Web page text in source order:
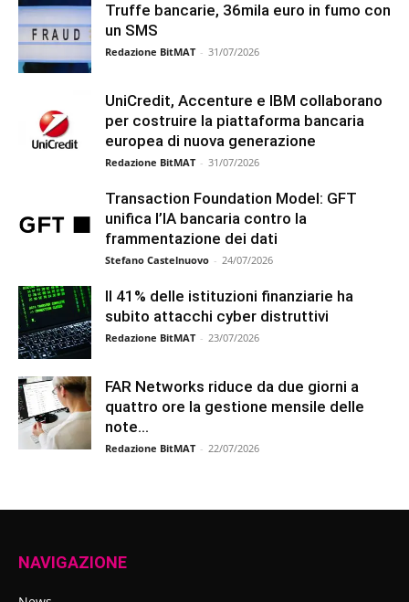
Truffe bancarie, 36mila euro in fumo con
un SMS
Redazione BitMAT - 31/07/2026
UniCredit, Accenture e IBM collaborano
per costruire la piattaforma bancaria
europea di nuova generazione
Redazione BitMAT - 31/07/2026
Transaction Foundation Model: GFT
unifica l’IA bancaria contro la
frammentazione dei dati
Stefano Castelnuovo - 24/07/2026
Il 41% delle istituzioni finanziarie ha
subito attacchi cyber distruttivi
Redazione BitMAT - 23/07/2026
FAR Networks riduce da due giorni a
quattro ore la gestione mensile delle
note...
Redazione BitMAT - 22/07/2026
NAVIGAZIONE